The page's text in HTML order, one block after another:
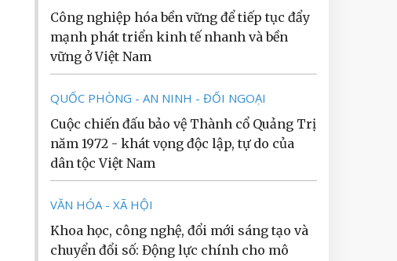
Công nghiệp hóa bền vững để tiếp tục đẩy
mạnh phát triển kinh tế nhanh và bền
vững ở Việt Nam
QUỐC PHÒNG - AN NINH - ĐỐI NGOẠI
Cuộc chiến đấu bảo vệ Thành cổ Quảng Trị
năm 1972 - khát vọng độc lập, tự do của
dân tộc Việt Nam
VĂN HÓA - XÃ HỘI
Khoa học, công nghệ, đổi mới sáng tạo và
chuyển đổi số: Động lực chính cho mô